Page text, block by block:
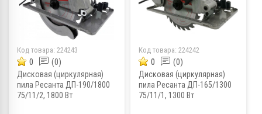
Код товара: 224243
0 (0)
Дисковая (циркулярная)
пила Ресанта ДП-190/1800
75/11/2, 1800 Вт
Код товара: 224242
0 (0)
Дисковая (циркулярная)
пила Ресанта ДП-165/1300
75/11/1, 1300 Вт